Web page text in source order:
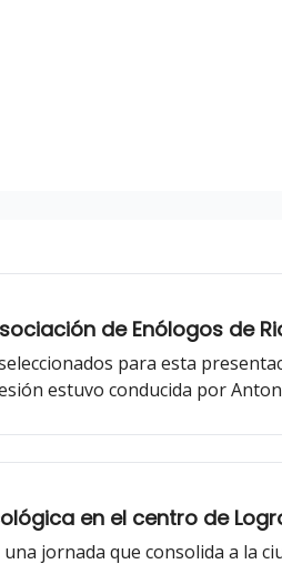
de Enólogos de
para esta
estuvo conducida por
en el centro de
jornada que consolida a la